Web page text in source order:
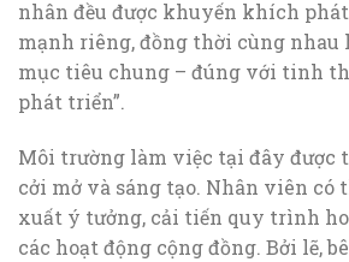
nhân đều được khuyến khích
mạnh riêng, đồng thời cùng nhau
mục tiêu chung – đúng với tinh
phát triển”.
Môi trường làm việc tại đây được
cởi mở và sáng tạo. Nhân viên có
xuất ý tưởng, cải tiến quy trình
các hoạt động cộng đồng. Bởi lẽ,